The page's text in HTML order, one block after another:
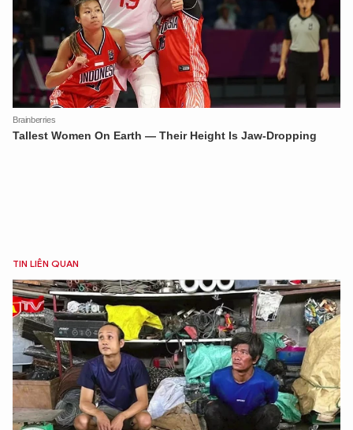
TIN LIÊN QUAN